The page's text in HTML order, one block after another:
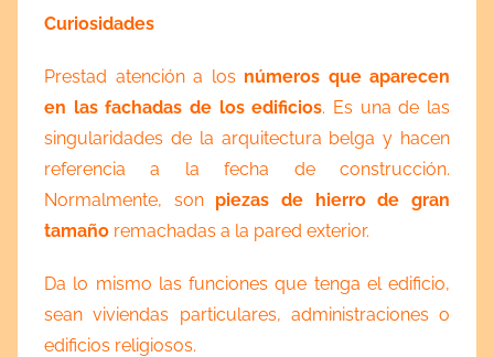
Curiosidades
Prestad atención a los números que aparecen
en las fachadas de los edificios. Es una de las
singularidades de la arquitectura belga y hacen
referencia a la fecha de construcción.
Normalmente, son piezas de hierro de gran
tamaño remachadas a la pared exterior.
Da lo mismo las funciones que tenga el edificio,
sean viviendas particulares, administraciones o
edificios religiosos.